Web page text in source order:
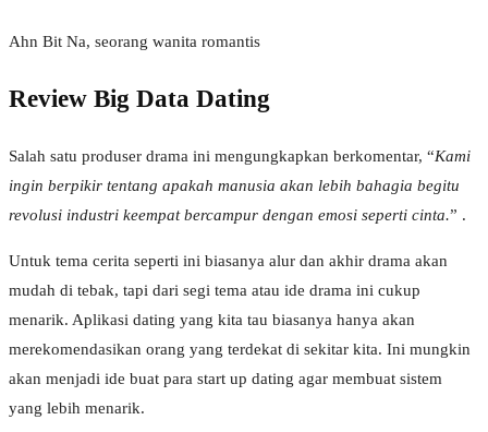
Ahn Bit Na, seorang wanita romantis
Review Big Data Dating
Salah satu produser drama ini mengungkapkan berkomentar, “Kami
ingin berpikir tentang apakah manusia akan lebih bahagia begitu
revolusi industri keempat bercampur dengan emosi seperti cinta.” .
Untuk tema cerita seperti ini biasanya alur dan akhir drama akan
mudah di tebak, tapi dari segi tema atau ide drama ini cukup
menarik. Aplikasi dating yang kita tau biasanya hanya akan
merekomendasikan orang yang terdekat di sekitar kita. Ini mungkin
akan menjadi ide buat para start up dating agar membuat sistem
yang lebih menarik.